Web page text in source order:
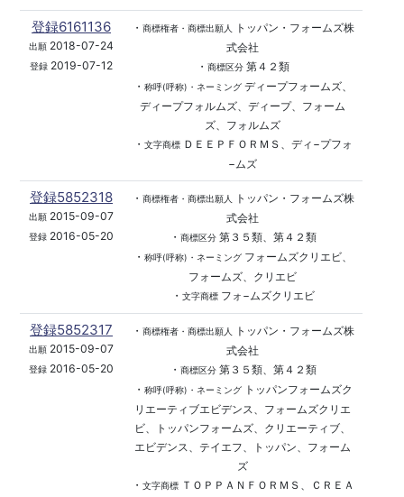
登録6161136
出願 2018-07-24
登録 2019-07-12
・ 商標権者・商標出願人
トッパン・フォームズ株
式会社
・ 商標区分第４２類
・ 称呼(呼称)・ネーミングディープフォームズ、
ディープフォルムズ、ディープ、フォーム
ズ、フォルムズ
・ 文字商標ＤＥＥＰＦＯＲＭＳ、ディ−プフォ
−ムズ
登録5852318
出願 2015-09-07
登録 2016-05-20
・ 商標権者・商標出願人
トッパン・フォームズ株
式会社
・ 商標区分第３５類、第４２類
・ 称呼(呼称)・ネーミングフォームズクリエビ、
フォームズ、クリエビ
・ 文字商標フォ−ムズクリエビ
登録5852317
出願 2015-09-07
登録 2016-05-20
・ 商標権者・商標出願人
トッパン・フォームズ株
式会社
・ 商標区分第３５類、第４２類
・ 称呼(呼称)・ネーミングトッパンフォームズク
リエーティブエビデンス、フォームズクリエ
ビ、トッパンフォームズ、クリエーティブ、
エビデンス、テイエフ、トッパン、フォーム
ズ
・ 文字商標ＴＯＰＰＡＮＦＯＲＭＳ、ＣＲＥＡ